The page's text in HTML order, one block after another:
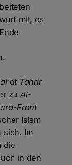
mit, es
Tahrir
zu Al-
Front
Islam
sich. Im
die
in den